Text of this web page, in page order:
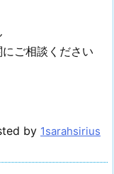
ご相談ください
by 1sarahsirius